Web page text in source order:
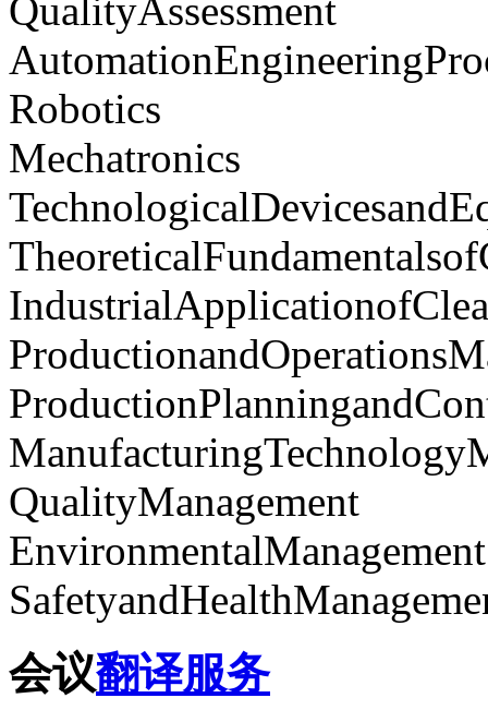
QualityAssessment
Robotics
Mechatronics
QualityManagement
EnvironmentalManagement
会议翻译服务